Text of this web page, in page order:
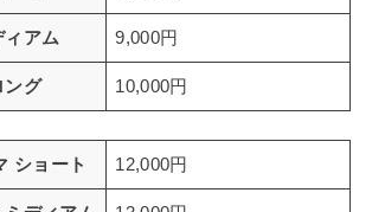
ィアム 9,000円
ング 10,000円
ショート 12,000円